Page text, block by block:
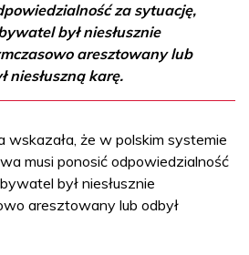
za sytuację,
był niesłusznie
aresztowany lub
niesłuszną karę.
wskazała, że w polskim systemie
musi ponosić odpowiedzialność
był niesłusznie
aresztowany lub odbył